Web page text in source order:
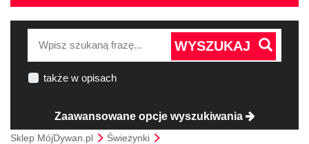
WYSZUKAJ
także w opisach
Zaawansowane opcje wyszukiwania
Sklep MójDywan.pl
Świeżynki